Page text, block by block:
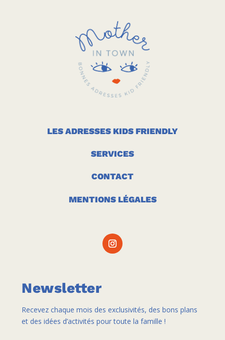
LES ADRESSES KIDS FRIENDLY
SERVICES
CONTACT
MENTIONS LÉGALES
Newsletter
Recevez chaque mois des exclusivités, des bons plans
et des idées d’activités pour toute la famille !